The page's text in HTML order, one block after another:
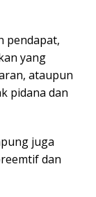
pendapat,
yang
ataupun
pidana dan
juga
dan